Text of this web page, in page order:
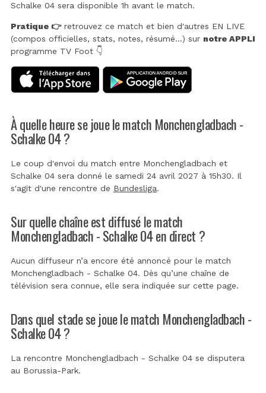
Schalke 04 sera disponible 1h avant le match.
Pratique 👉retrouvez ce match et bien d'autres EN LIVE
(compos officielles, stats, notes, résumé...) sur notre APPLI
programme TV Foot 👇
À quelle heure se joue le match Monchengladbach -
Schalke 04 ?
Le coup d'envoi du match entre Monchengladbach et
Schalke 04 sera donné le samedi 24 avril 2027 à 15h30. Il
s'agit d'une rencontre de Bundesliga.
Sur quelle chaîne est diffusé le match
Monchengladbach - Schalke 04 en direct ?
Aucun diffuseur n’a encore été annoncé pour le match
Monchengladbach - Schalke 04. Dès qu’une chaîne de
télévision sera connue, elle sera indiquée sur cette page.
Dans quel stade se joue le match Monchengladbach -
Schalke 04 ?
La rencontre Monchengladbach - Schalke 04 se disputera
au Borussia-Park.